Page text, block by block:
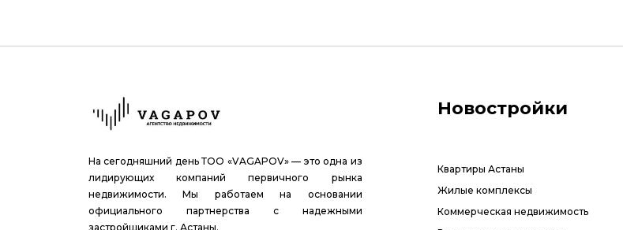
На сегодняшний день ТОО «VAGAPOV» — это одна из
лидирующих компаний первичного рынка
недвижимости. Мы работаем на основании
официального партнерства с надежными
застройщиками г. Астаны.
Новостройки
Квартиры Астаны
Жилые комплексы
Коммерческая недвижимость